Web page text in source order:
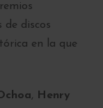
de discos
en la que
, Henry